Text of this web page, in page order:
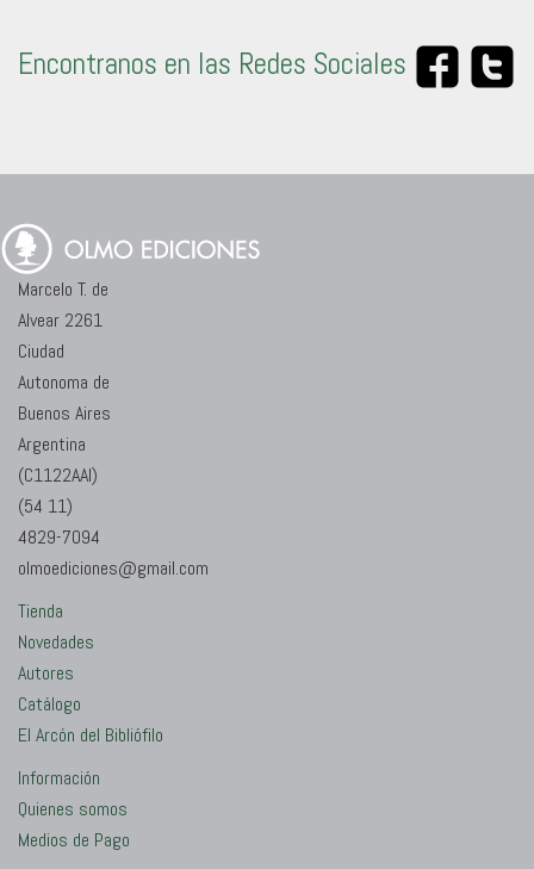
Encontranos en las Redes Sociales
Marcelo T. de
Alvear 2261
Ciudad
Autonoma de
Buenos Aires
Argentina
(C1122AAI)
(54 11)
4829-7094
olmoediciones@gmail.com
Tienda
Novedades
Autores
Catálogo
El Arcón del Bibliófilo
Información
Quienes somos
Medios de Pago